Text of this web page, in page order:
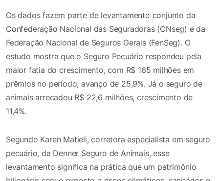
Os dados fazem parte de levantamento conjunto da
Confederação Nacional das Seguradoras (CNseg) e da
Federação Nacional de Seguros Gerais (FenSeg). O
estudo mostra que o Seguro Pecuário respondeu pela
maior fatia do crescimento, com R$ 165 milhões em
prêmios no período, avanço de 25,9%. Já o seguro de
animais arrecadou R$ 22,6 milhões, crescimento de
11,4%.
Segundo Karen Matieli, corretora especialista em seguro
pecuário, da Denner Seguro de Animais, esse
levantamento significa na prática que um patrimônio